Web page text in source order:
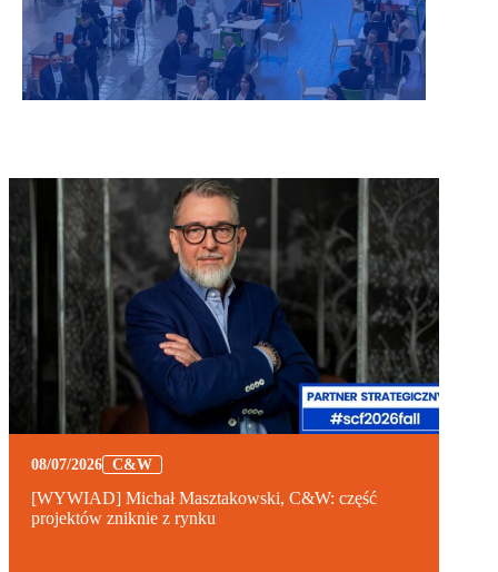
08/07/2026 C&W
[WYWIAD] Michał Masztakowski, C&W: część
projektów zniknie z rynku